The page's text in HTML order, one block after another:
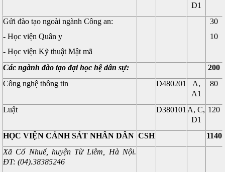
D1
Gửi đào tạo ngoài ngành Công an:
- Học viện Quân y
- Học viện Kỹ thuật Mật mã
30
10
Các ngành đào tạo đại học hệ dân sự:
200
Công nghệ thông tin
D480201
A,
A1
80
Luật D380101 A, C,
D1
120
HỌC VIỆN CẢNH SÁT NHÂN DÂN CSH
1140
Xã Cổ Nhuế, huyện Từ Liêm, Hà Nội.
ĐT: (04).38385246